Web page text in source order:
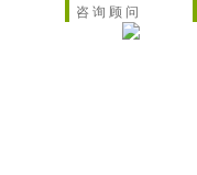
咨 询 顾 问